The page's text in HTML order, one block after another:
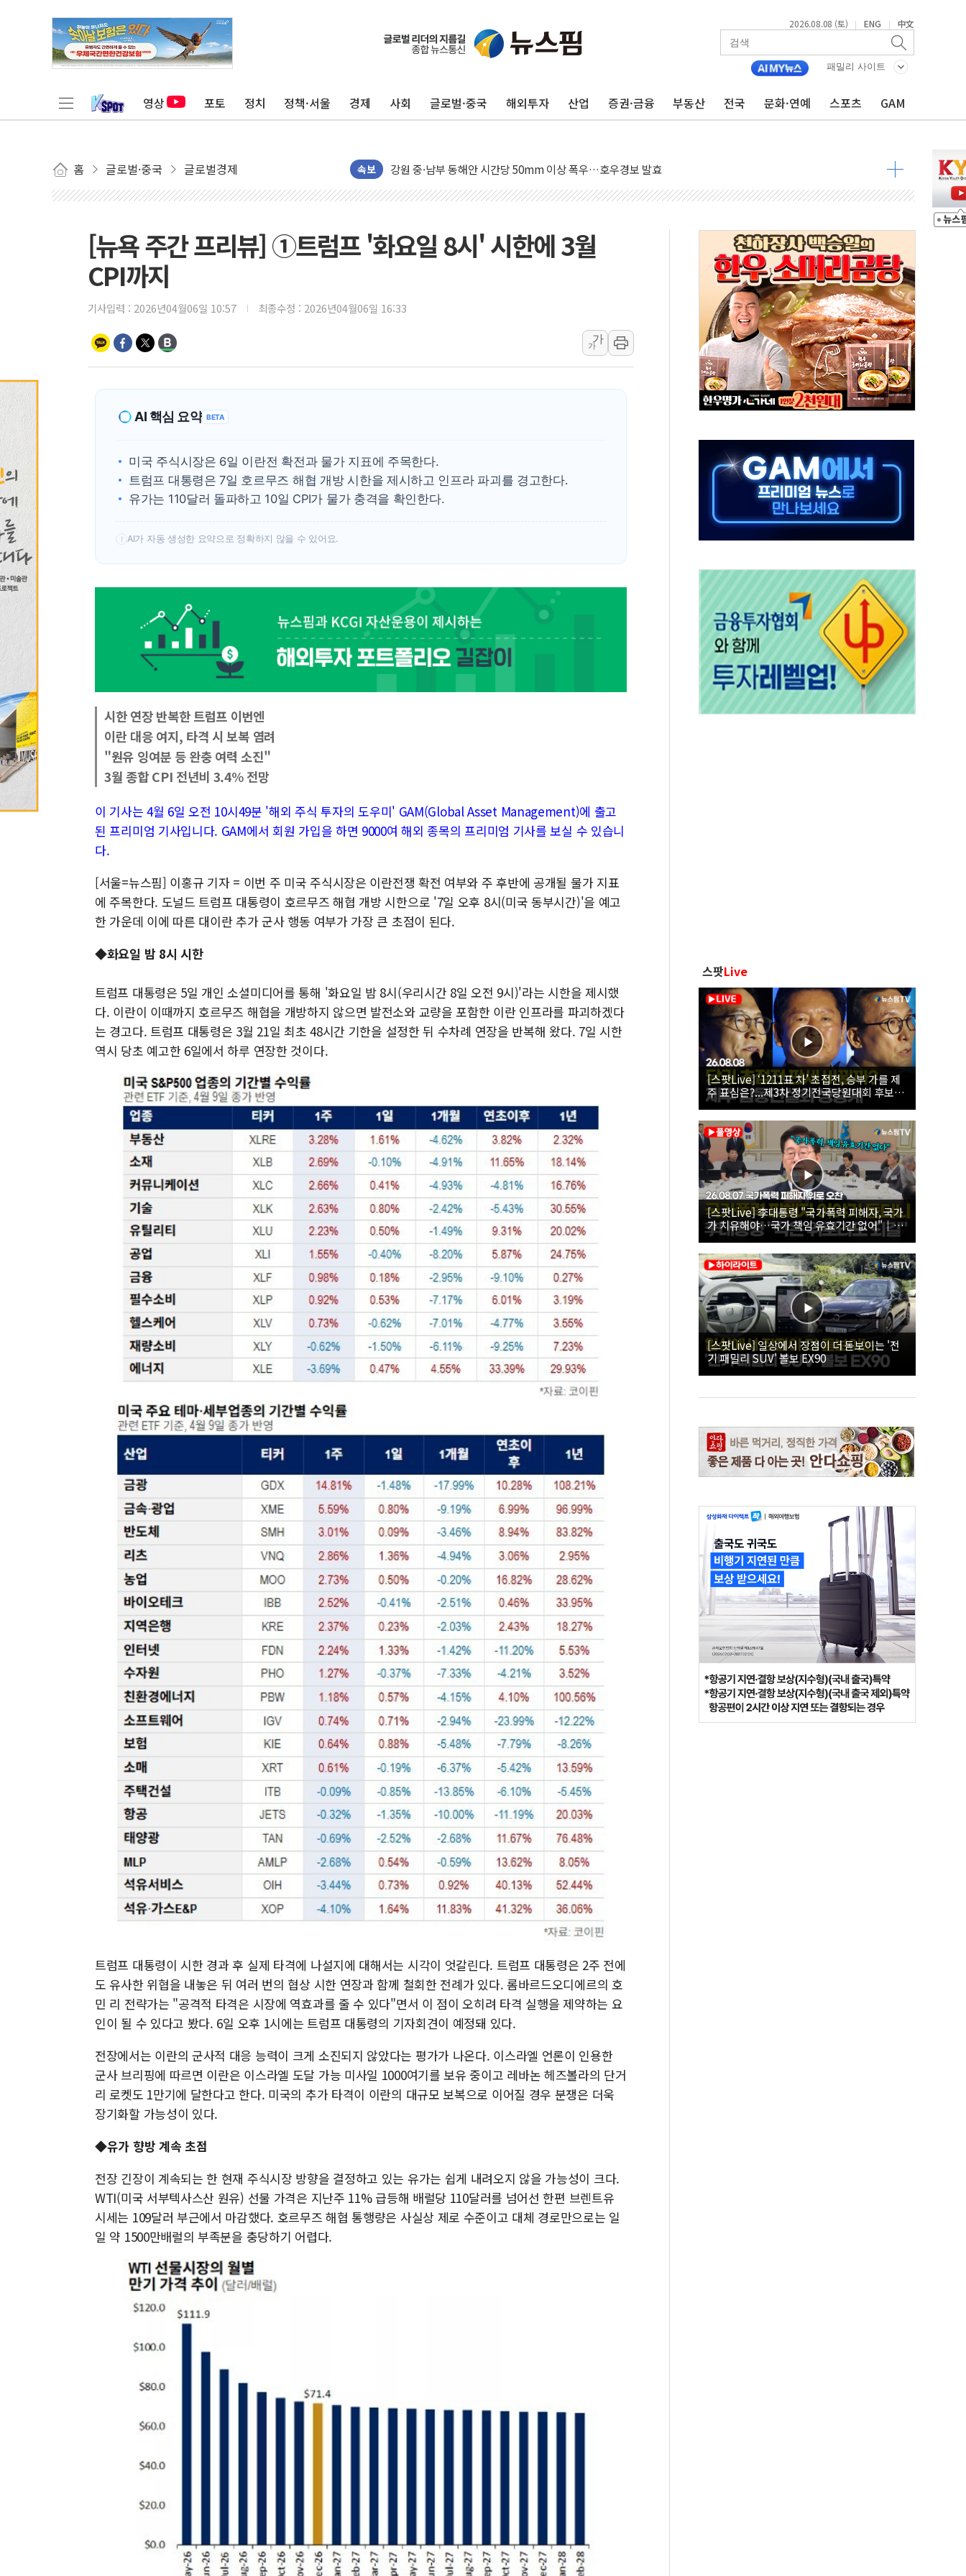
2026.08.08 (토) | ENG | 中文
패밀리 사이트
영상 포토 정치 정책·서울 경제 사회 글로벌·중국 해외투자 산업 증권·금융 부동산 전국 문화·연예 스포츠 GAM
홈 글로벌·중국 글로벌경제 속보
동해중부 전 해상 풍랑주의보…10일까지 최대 3.5m 높은 물결
연일 폭염에 온열질환 사망 23명…정부, 비상대응기구 가동
인제 용대리 계곡서 수위 상승으로 피서객 7명 고립…전원 구조
동해시, 11~14일 '별똥별 멍' 운영…페르세우스 유성우 관측
청양 밭에서 일하던 90대 숨져…온열질환 여부 조사
폭염에 車 운전면허 기능시험 오전 집중 편성…체감온도 38도 넘으면 중단
'호우 특보' 경북 울진 시간당 20~30mm 강한 비...가뭄 해소될 듯
주말 무더위·열대야 지속…내륙 곳곳 소나기
한상협, 업계 개인정보 보안 새판 짠다…'자율규제단체' 타진
민주당, 오늘 제주·인천 경선 발표...김민석 '재역전' vs 정청래 '격차 확대'
[뉴욕 주간 프리뷰] ①트럼프 '화요일 8시' 시한에 3월
CPI까지
기사입력 : 2026년04월06일 10:57 최종수정 : 2026년04월06일 16:33
가
가
AI 핵심 요약 BETA
미국 주식시장은 6일 이란전 확전과 물가 지표에 주목한다.
트럼프 대통령은 7일 호르무즈 해협 개방 시한을 제시하고 인프라 파괴를 경고한다.
유가는 110달러 돌파하고 10일 CPI가 물가 충격을 확인한다.
! AI가 자동 생성한 요약으로 정확하지 않을 수 있어요.
시한 연장 반복한 트럼프 이번엔
이란 대응 여지, 타격 시 보복 염려
"원유 잉여분 등 완충 여력 소진"
3월 종합 CPI 전년비 3.4% 전망
이 기사는 4월 6일 오전 10시49분 '해외 주식 투자의 도우미' GAM(Global Asset Management)에 출고
된 프리미엄 기사입니다. GAM에서 회원 가입을 하면 9000여 해외 종목의 프리미엄 기사를 보실 수 있습니
다.
[서울=뉴스핌] 이홍규 기자 = 이번 주 미국 주식시장은 이란전쟁 확전 여부와 주 후반에 공개될 물가 지표
에 주목한다. 도널드 트럼프 대통령이 호르무즈 해협 개방 시한으로 '7일 오후 8시(미국 동부시간)'을 예고
한 가운데 이에 따른 대이란 추가 군사 행동 여부가 가장 큰 초점이 된다.
◆화요일 밤 8시 시한
트럼프 대통령은 5일 개인 소셜미디어를 통해 '화요일 밤 8시(우리시간 8일 오전 9시)'라는 시한을 제시했
다. 이란이 이때까지 호르무즈 해협을 개방하지 않으면 발전소와 교량을 포함한 이란 인프라를 파괴하겠다
는 경고다. 트럼프 대통령은 3월 21일 최초 48시간 기한을 설정한 뒤 수차례 연장을 반복해 왔다. 7일 시한
역시 당초 예고한 6일에서 하루 연장한 것이다.
트럼프 대통령이 시한 경과 후 실제 타격에 나설지에 대해서는 시각이 엇갈린다. 트럼프 대통령은 2주 전에
도 유사한 위협을 내놓은 뒤 여러 번의 협상 시한 연장과 함께 철회한 전례가 있다. 롬바르드오디에르의 호
민 리 전략가는 "공격적 타격은 시장에 역효과를 줄 수 있다"면서 이 점이 오히려 타격 실행을 제약하는 요
인이 될 수 있다고 봤다. 6일 오후 1시에는 트럼프 대통령의 기자회견이 예정돼 있다.
전장에서는 이란의 군사적 대응 능력이 크게 소진되지 않았다는 평가가 나온다. 이스라엘 언론이 인용한
군사 브리핑에 따르면 이란은 이스라엘 도달 가능 미사일 1000여기를 보유 중이고 레바논 헤즈볼라의 단거
리 로켓도 1만기에 달한다고 한다. 미국의 추가 타격이 이란의 대규모 보복으로 이어질 경우 분쟁은 더욱
장기화할 가능성이 있다.
◆유가 향방 계속 초점
전장 긴장이 계속되는 한 현재 주식시장 방향을 결정하고 있는 유가는 쉽게 내려오지 않을 가능성이 크다.
WTI(미국 서부텍사스산 원유) 선물 가격은 지난주 11% 급등해 배럴당 110달러를 넘어선 한편 브렌트유
시세는 109달러 부근에서 마감했다. 호르무즈 해협 통행량은 사실상 제로 수준이고 대체 경로만으로는 일
일 약 1500만배럴의 부족분을 충당하기 어렵다.
스팟Live
[스팟Live] ‘1211표 차’ 초접전, 승부 가를 제
주 표심은?...제3차 정기전국당원대회 후보자
제주 합동연설회 생중계 | 26.08.08
[스팟Live] 李대통령 "국가폭력 피해자, 국가
가 치유해야…국가 책임 유효기간 없어"｜
26.08.07 국가폭력 피해자 위로 오찬
[스팟Live] 일상에서 장점이 더 돋보이는 '전
기 패밀리 SUV' 볼보 EX90